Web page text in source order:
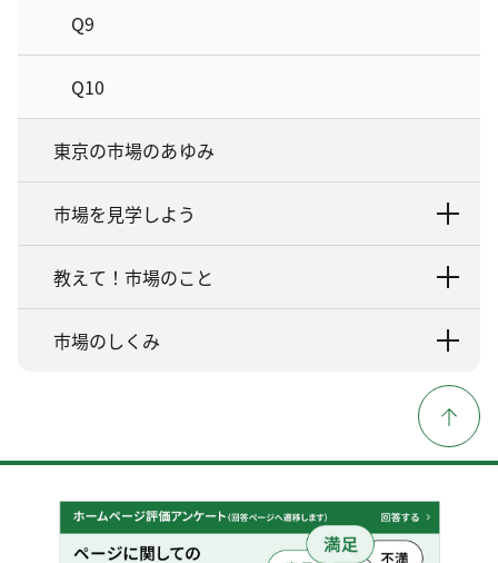
Q9
Q10
東京の市場のあゆみ
市場を見学しよう
教えて！市場のこと
市場のしくみ